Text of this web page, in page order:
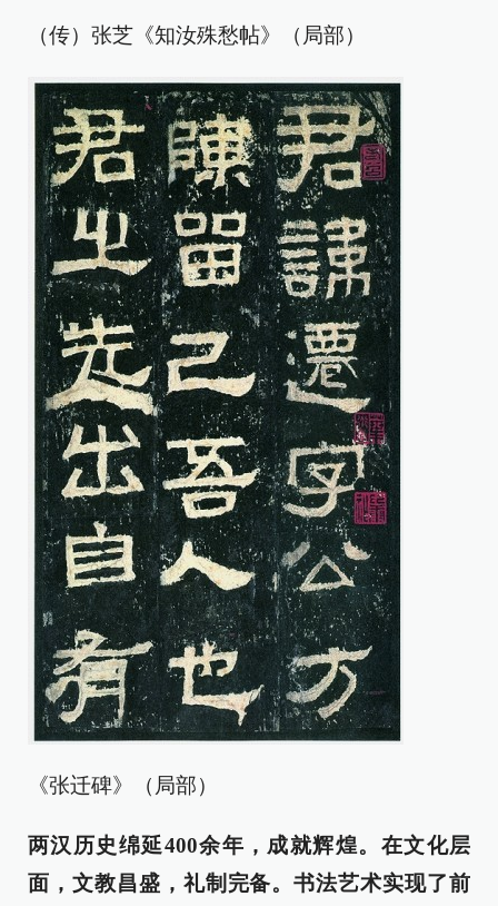
（传）张芝《知汝殊愁帖》（局部）
《张迁碑》（局部）
两汉历史绵延400余年，成就辉煌。在文化层
面，文教昌盛，礼制完备。书法艺术实现了前